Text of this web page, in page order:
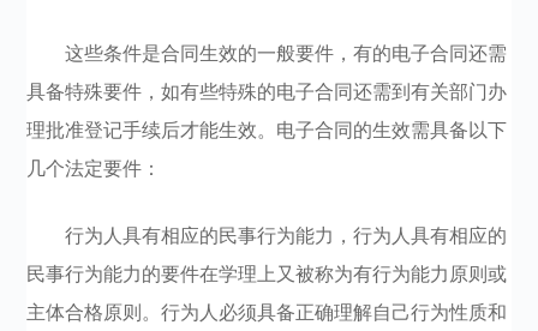
这些条件是合同生效的一般要件，有的电子合同还需
具备特殊要件，如有些特殊的电子合同还需到有关部门办
理批准登记手续后才能生效。电子合同的生效需具备以下
几个法定要件：
行为人具有相应的民事行为能力，行为人具有相应的
民事行为能力的要件在学理上又被称为有行为能力原则或
主体合格原则。行为人必须具备正确理解自己行为性质和